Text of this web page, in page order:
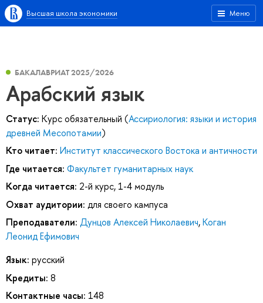
Меню
Высшая школа экономики
БАКАЛАВРИАТ 2025/2026
Арабский язык
Статус: Курс обязательный (Ассириология: языки и история
древней Месопотамии)
Кто читает: Институт классического Востока и античности
Где читается: Факультет гуманитарных наук
Когда читается: 2-й курс, 1-4 модуль
Охват аудитории: для своего кампуса
Преподаватели: Дунцов Алексей Николаевич,Коган
Леонид Ефимович
Язык: русский
Кредиты: 8
Контактные часы: 148